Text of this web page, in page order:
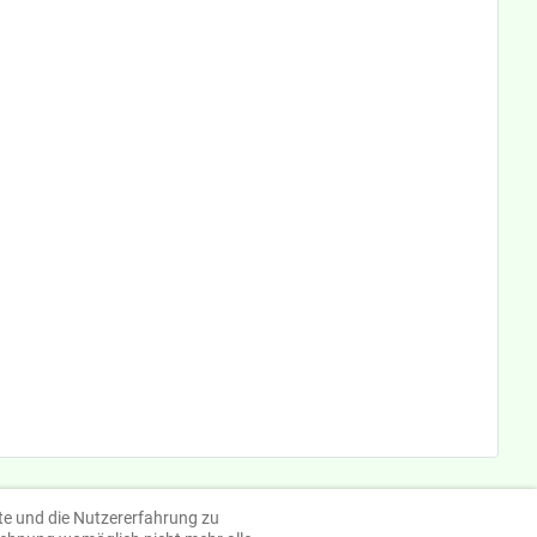
und die Nutzererfahrung zu